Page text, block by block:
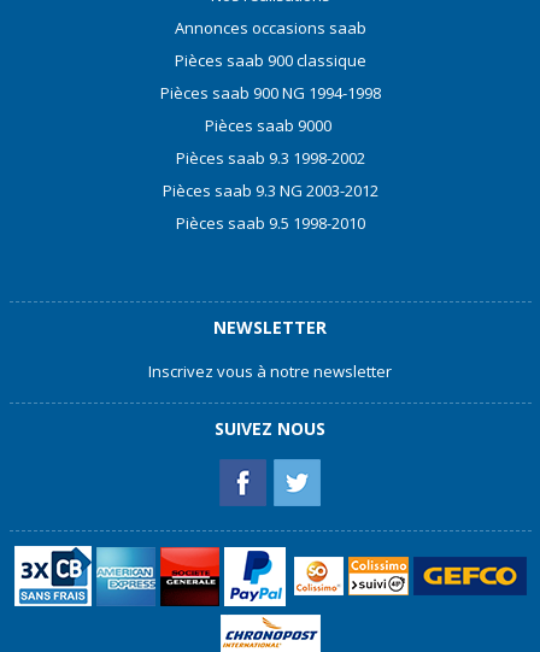
Annonces occasions saab
Pièces saab 900 classique
Pièces saab 900 NG 1994-1998
Pièces saab 9000
Pièces saab 9.3 1998-2002
Pièces saab 9.3 NG 2003-2012
Pièces saab 9.5 1998-2010
NEWSLETTER
Inscrivez vous à notre newsletter
SUIVEZ NOUS